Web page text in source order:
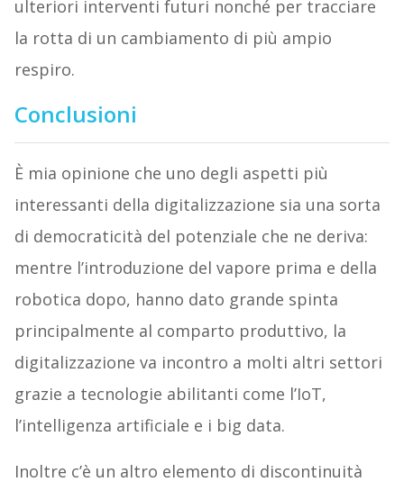
ulteriori interventi futuri nonché per tracciare
la rotta di un cambiamento di più ampio
respiro.
Conclusioni
È mia opinione che uno degli aspetti più
interessanti della digitalizzazione sia una sorta
di democraticità del potenziale che ne deriva:
mentre l’introduzione del vapore prima e della
robotica dopo, hanno dato grande spinta
principalmente al comparto produttivo, la
digitalizzazione va incontro a molti altri settori
grazie a tecnologie abilitanti come l’IoT,
l’intelligenza artificiale e i big data.
Inoltre c’è un altro elemento di discontinuità